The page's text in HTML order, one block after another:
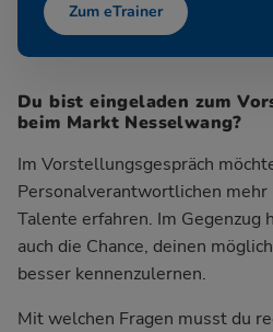
Zum eTrainer
Du bist eingeladen zum
beim Markt Nesselwang?
Im Vorstellungsgespräch
Personalverantwortlichen mehr
Talente erfahren. Im Gegenzug
auch die Chance, deinen
besser kennenzulernen.
Mit welchen Fragen musst du